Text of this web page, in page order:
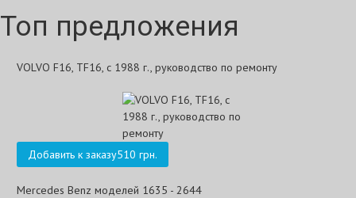
Топ предложения
VOLVO F16, TF16, с 1988 г., руководство по ремонту
Добавить к заказу510 грн.
Mercedes Benz моделей 1635 - 2644